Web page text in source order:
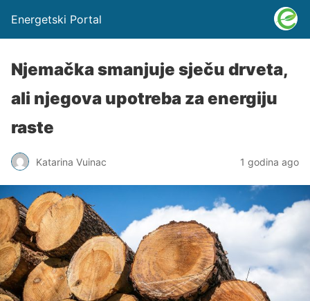
Energetski Portal
Njemačka smanjuje sječu drveta,
ali njegova upotreba za energiju
raste
Katarina Vuinac 1 godina ago